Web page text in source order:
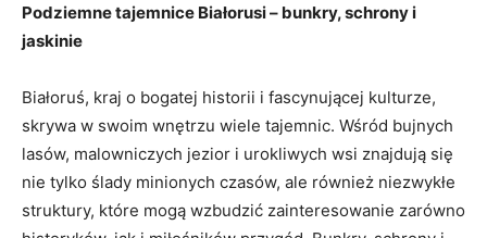
Podziemne tajemnice Białorusi – bunkry, schrony i
jaskinie
Białoruś, kraj o bogatej ‍historii i fascynującej kulturze,​
skrywa⁢ w swoim wnętrzu ⁤wiele tajemnic. Wśród bujnych
⁢lasów, malowniczych jezior i urokliwych wsi znajdują‍ się
nie tylko ślady ‍minionych ​czasów, ale również ‍niezwykłe ​
struktury, które mogą wzbudzić zainteresowanie zarówno